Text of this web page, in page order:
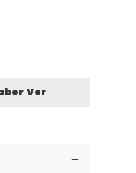
Ver